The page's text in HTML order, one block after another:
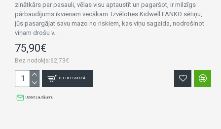
zinātkārs par pasauli, vēlas visu aptaustīt un pagaršot, ir milzīgs
pārbaudījums ikvienam vecākam. Izvēloties Kidwell FANKO sētiņu,
jūs pasargājat savu mazo no riskiem, kas viņu sagaida, nodrošinot
viņam drošu v..
75,90€
Bez nodokļa:62,73€
IELIKT GROZĀ
Uzdot jautājumu